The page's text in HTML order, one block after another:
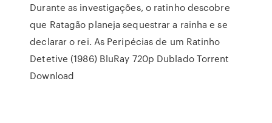
Durante as investigações, o ratinho descobre
que Ratagão planeja sequestrar a rainha e se
declarar o rei. As Peripécias de um Ratinho
Detetive (1986) BluRay 720p Dublado Torrent
Download